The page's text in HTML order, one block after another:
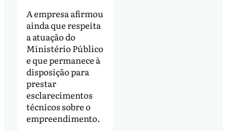
A empresa afirmou
ainda que respeita
a atuação do
Ministério Público
e que permanece à
disposição para
prestar
esclarecimentos
técnicos sobre o
empreendimento.